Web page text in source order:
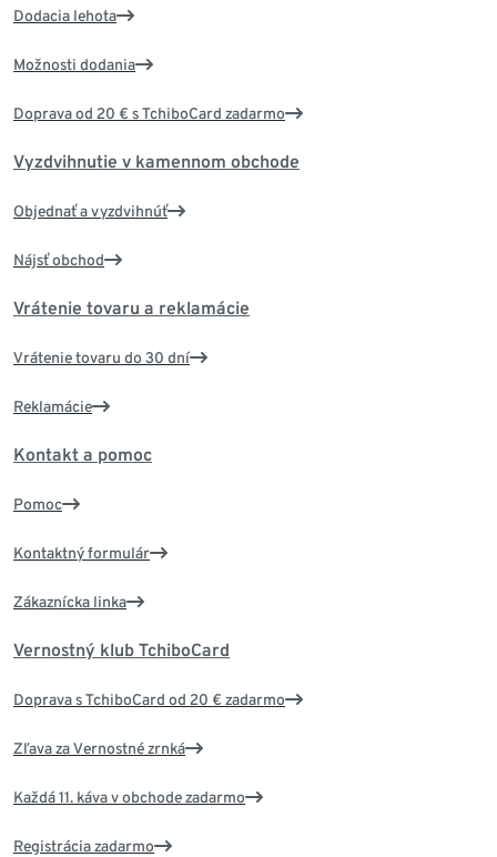
Dodacia lehota
Možnosti dodania
Doprava od 20 € s TchiboCard zadarmo
Vyzdvihnutie v kamennom obchode
Objednať a vyzdvihnúť
Nájsť obchod
Vrátenie tovaru a reklamácie
Vrátenie tovaru do 30 dní
Reklamácie
Kontakt a pomoc
Pomoc
Kontaktný formulár
Zákaznícka linka
Vernostný klub TchiboCard
Doprava s TchiboCard od 20 € zadarmo
Zľava za Vernostné zrnká
Každá 11. káva v obchode zadarmo
Registrácia zadarmo